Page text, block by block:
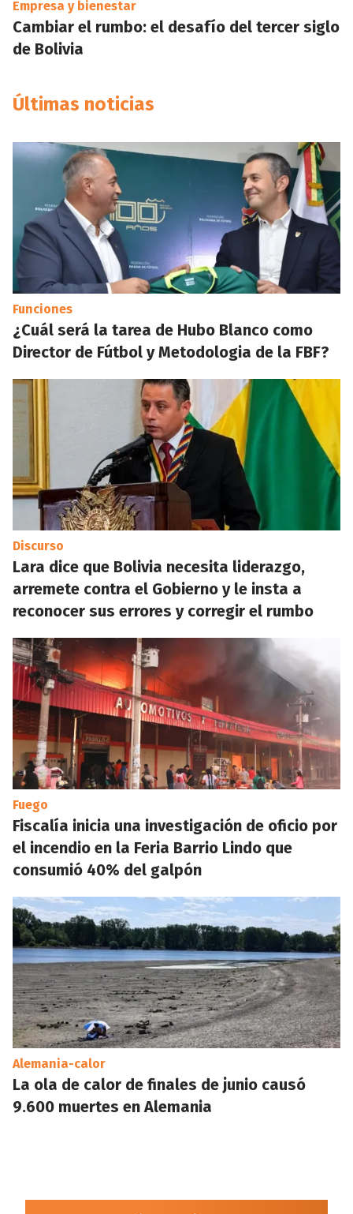
Empresa y bienestar
Cambiar el rumbo: el desafío del tercer siglo
de Bolivia
Últimas noticias
Funciones
¿Cuál será la tarea de Hubo Blanco como
Director de Fútbol y Metodologia de la FBF?
Discurso
Lara dice que Bolivia necesita liderazgo,
arremete contra el Gobierno y le insta a
reconocer sus errores y corregir el rumbo
Fuego
Fiscalía inicia una investigación de oficio por
el incendio en la Feria Barrio Lindo que
consumió 40% del galpón
Alemania-calor
La ola de calor de finales de junio causó
9.600 muertes en Alemania